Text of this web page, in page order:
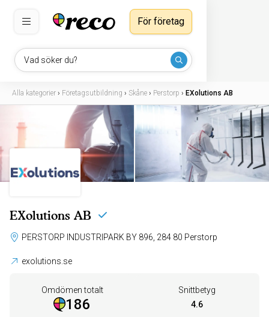
Vad söker du?
För företag
Alla kategorier › Företagsutbildning › Skåne › Perstorp › EXolutions AB
EXolutions AB
PERSTORP INDUSTRIPARK BY 896, 284 80 Perstorp
exolutions.se
Omdömen totalt
186
Snittbetyg
4.6